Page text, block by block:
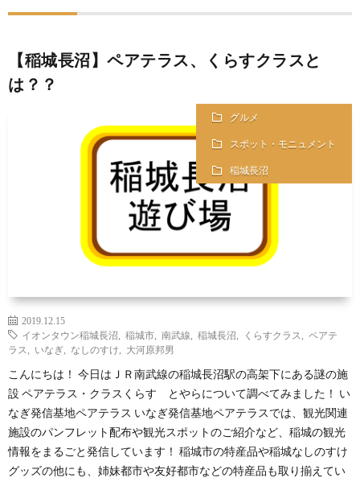
南
線
南
線
武
報
プ
ー
ポ
リ
【稲城長沼】ペアテラス、くらすクラスと
は？？
グルメ
スポット・モニュメント
稲城長沼
2019.12.15
イオンタウン稲城長沼
稲城市 南武線 稲城長沼 くらすクラス
ペアテ
ラス
いなぎ なしのすけ 大河原邦男
こんにちは！ 今日はＪＲ南武線の稲城長沼駅の高架下にある謎の施
設 ペアテラス・クラスくらす とやらについて調べてみました！ い
なぎ発信基地ペアテラス いなぎ発信基地ペアテラスでは、観光関連
施設のパンフレット配布や観光スポットのご紹介など、稲城の観光
情報をまるごと発信しています！ 稲城市の特産品や稲城なしのすけ
グッズの他にも、姉妹都市や友好都市などの特産品も取り揃えてい